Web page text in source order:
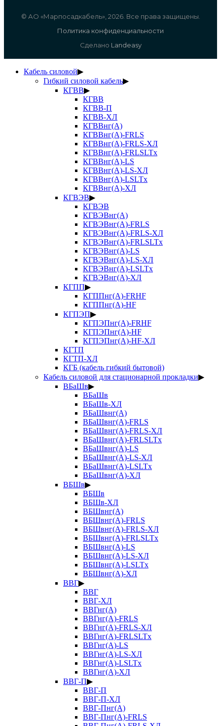
© АО «Марпосадкабель», 2026. Все права защищены.
Политика конфиденциальности
Сделано Landeasy
Кабель силовой▶
Гибкий силовой кабель▶
КГВВ▶
КГВВ
КГВВ-П
КГВВ-ХЛ
КГВВнг(А)
КГВВнг(А)-FRLS
КГВВнг(А)-FRLS-ХЛ
КГВВнг(А)-FRLSLTx
КГВВнг(А)-LS
КГВВнг(А)-LS-ХЛ
КГВВнг(А)-LSLTx
КГВВнг(А)-ХЛ
КГВЭВ▶
КГВЭВ
КГВЭВнг(А)
КГВЭВнг(А)-FRLS
КГВЭВнг(А)-FRLS-ХЛ
КГВЭВнг(А)-FRLSLTx
КГВЭВнг(А)-LS
КГВЭВнг(А)-LS-ХЛ
КГВЭВнг(А)-LSLTx
КГВЭВнг(А)-ХЛ
КГПП▶
КГППнг(А)-FRHF
КГППнг(А)-HF
КГПЭП▶
КГПЭПнг(А)-FRHF
КГПЭПнг(А)-HF
КГПЭПнг(А)-HF-ХЛ
КГТП
КГТП-ХЛ
КГБ (кабель гибкий бытовой)
Кабель силовой для стационарной прокладки▶
ВБаШв▶
ВБаШв
ВБаШв-ХЛ
ВБаШвнг(А)
ВБаШвнг(А)-FRLS
ВБаШвнг(А)-FRLS-ХЛ
ВБаШвнг(А)-FRLSLTx
ВБаШвнг(А)-LS
ВБаШвнг(А)-LS-ХЛ
ВБаШвнг(А)-LSLTx
ВБаШвнг(А)-ХЛ
ВБШв▶
ВБШв
ВБШв-ХЛ
ВБШвнг(А)
ВБШвнг(А)-FRLS
ВБШвнг(А)-FRLS-ХЛ
ВБШвнг(А)-FRLSLTx
ВБШвнг(А)-LS
ВБШвнг(А)-LS-ХЛ
ВБШвнг(А)-LSLTx
ВБШвнг(А)-ХЛ
ВВГ▶
ВВГ
ВВГ-ХЛ
ВВГнг(А)
ВВГнг(А)-FRLS
ВВГнг(А)-FRLS-ХЛ
ВВГнг(А)-FRLSLTx
ВВГнг(А)-LS
ВВГнг(А)-LS-ХЛ
ВВГнг(А)-LSLTx
ВВГнг(А)-ХЛ
ВВГ-П▶
ВВГ-П
ВВГ-П-ХЛ
ВВГ-Пнг(А)
ВВГ-Пнг(А)-FRLS